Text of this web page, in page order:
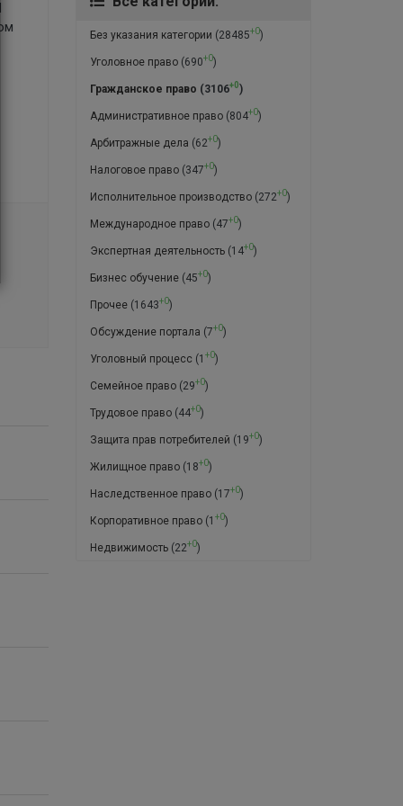
Без указания категории (28485+0)
Уголовное право(690+0)
Гражданское право (3106+0)
Административное право(804+0)
Арбитражные дела (62+0)
Налоговое право(347+0)
Исполнительное производство(272+0)
Международное право(47+0)
Экспертная деятельность(14+0)
Бизнес обучение(45+0)
Прочее(1643+0)
Обсуждение портала (7+0)
Уголовный процесс (1 +0)
Семейное право(29+0)
Трудовое право(44+0)
Защита прав потребителей (19+0)
Жилищное право(18+0)
Наследственное право(17+0)
Корпоративное право(1 +0)
Недвижимость(22+0)